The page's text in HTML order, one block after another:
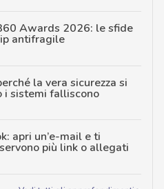
Awards 2026: le sfide
antifragile
la vera sicurezza si
i sistemi falliscono
apri un’e-mail e ti
più link o allegati